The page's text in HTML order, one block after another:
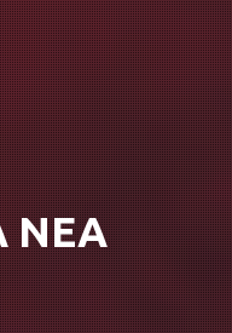
ΝΕΑ